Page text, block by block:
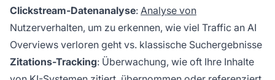
Clickstream-Datenanalyse: Analyse von
Nutzerverhalten, um zu erkennen, wie viel Traffic an AI
Overviews verloren geht vs. klassische Suchergebnisse
Zitations-Tracking: Überwachung, wie oft Ihre Inhalte